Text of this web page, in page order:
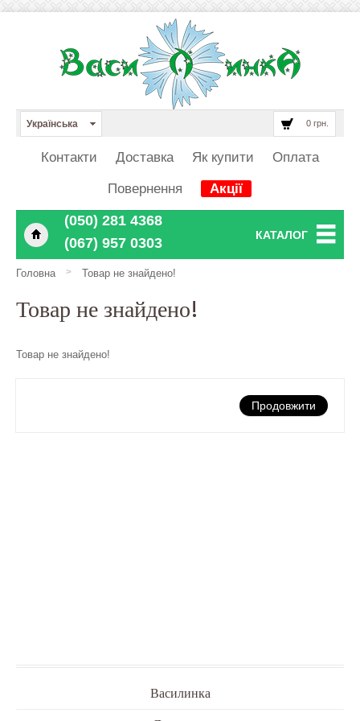
0 грн.
Українська
Контакти Доставка Як купити Оплата
Повернення Акції
‎‎‎‎‎(050) 281 4368
‎‎‎‎‎(067) 957 0303
КАТАЛОГ
Головна > Товар не знайдено!
Товар не знайдено!
Товар не знайдено!
Продовжити
Василинка